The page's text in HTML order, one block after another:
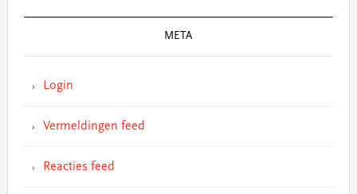
META
Login
Vermeldingen feed
Reacties feed